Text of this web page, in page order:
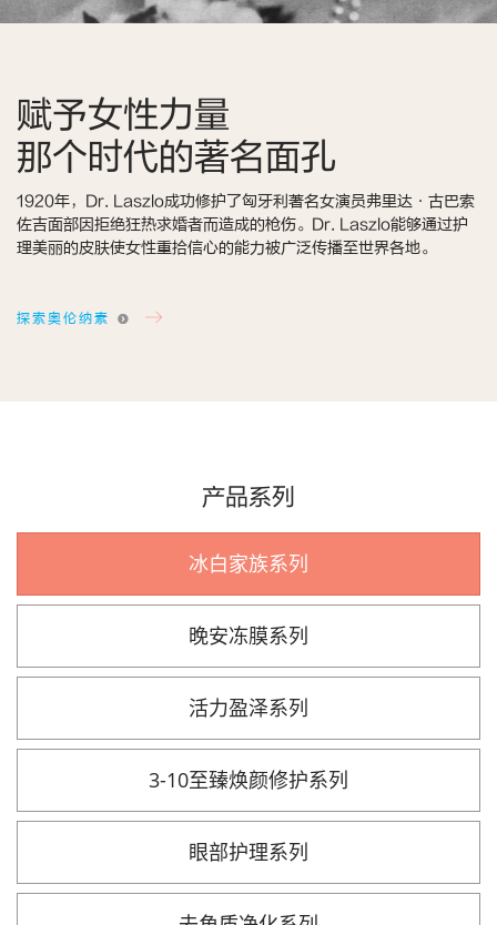
赋予女性力量
那个时代的著名面孔
1920年，Dr. Laszlo成功修护了匈牙利著名女演员弗里达·古巴索
佐吉面部因拒绝狂热求婚者而造成的枪伤。Dr. Laszlo能够通过护
理美丽的皮肤使女性重拾信心的能力被广泛传播至世界各地。
探索奥伦纳素
产品系列
冰白家族系列
晚安冻膜系列
活力盈泽系列
3-10至臻焕颜修护系列
眼部护理系列